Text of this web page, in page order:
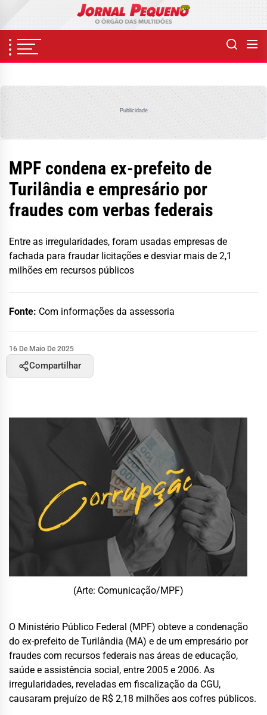
content
Publicidade
MPF condena ex-prefeito de
Turilândia e empresário por
fraudes com verbas federais
Entre as irregularidades, foram usadas empresas de
fachada para fraudar licitações e desviar mais de 2,1
milhões em recursos públicos
Fonte: Com informações da assessoria
16 De Maio De 2025
Compartilhar
(Arte: Comunicação/MPF)
O Ministério Público Federal (MPF) obteve a condenação
do ex-prefeito de Turilândia (MA) e de um empresário por
fraudes com recursos federais nas áreas de educação,
saúde e assistência social, entre 2005 e 2006. As
irregularidades, reveladas em fiscalização da CGU,
causaram prejuízo de R$ 2,18 milhões aos cofres públicos.